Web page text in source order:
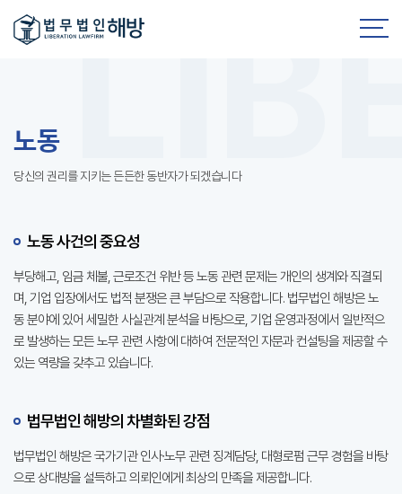
노동
당신의 권리를 지키는 든든한 동반자가 되겠습니다
노동 사건의 중요성
부당해고, 임금 체불, 근로조건 위반 등 노동 관련 문제는 개인의 생계와 직결되
며, 기업 입장에서도 법적 분쟁은 큰 부담으로 작용합니다. 법무법인 해방은 노
동 분야에 있어 세밀한 사실관계 분석을 바탕으로, 기업 운영과정에서 일반적으
로 발생하는 모든 노무 관련 사항에 대하여 전문적인 자문과 컨설팅을 제공할 수
있는 역량을 갖추고 있습니다.
법무법인 해방의 차별화된 강점
법무법인 해방은 국가기관 인사∙노무 관련 징계담당, 대형로펌 근무 경험을 바탕
으로 상대방을 설득하고 의뢰인에게 최상의 만족을 제공합니다.